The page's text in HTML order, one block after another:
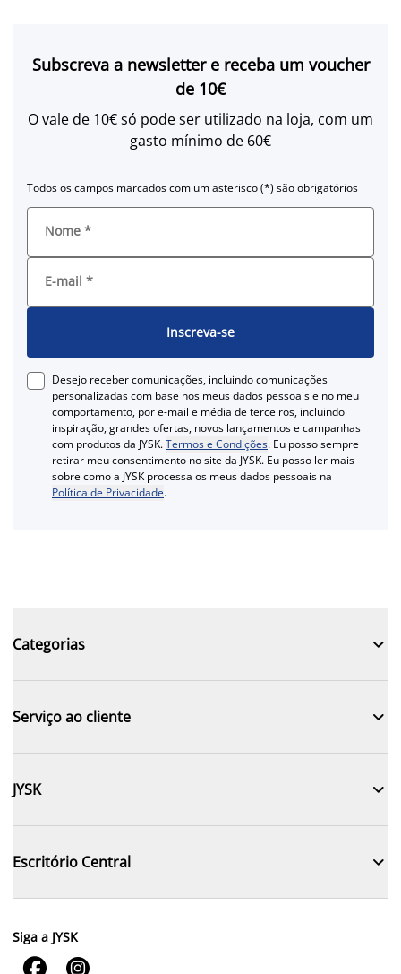
Subscreva a newsletter e receba um voucher
de 10€
O vale de 10€ só pode ser utilizado na loja, com um
gasto mínimo de 60€
Todos os campos marcados com um asterisco (*) são obrigatórios
Nome *
E-mail *
Inscreva-se
Desejo receber comunicações, incluindo comunicações
personalizadas com base nos meus dados pessoais e no meu
comportamento, por e-mail e média de terceiros, incluindo
inspiração, grandes ofertas, novos lançamentos e campanhas
com produtos da JYSK.Termos e Condições. Eu posso sempre
retirar meu consentimento no site da JYSK. Eu posso ler mais
sobre como a JYSK processa os meus dados pessoais na
Política de Privacidade.
Categorias 
Serviço ao cliente 
JYSK 
Escritório Central 
Siga a JYSK
 